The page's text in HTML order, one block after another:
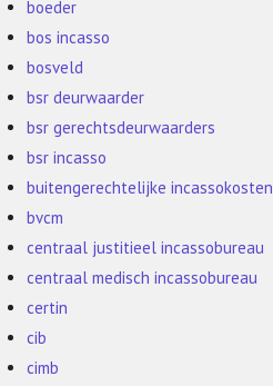
boeder
bos incasso
bosveld
bsr deurwaarder
bsr gerechtsdeurwaarders
bsr incasso
buitengerechtelijke incassokosten
bvcm
centraal justitieel incassobureau
centraal medisch incassobureau
certin
cib
cimb